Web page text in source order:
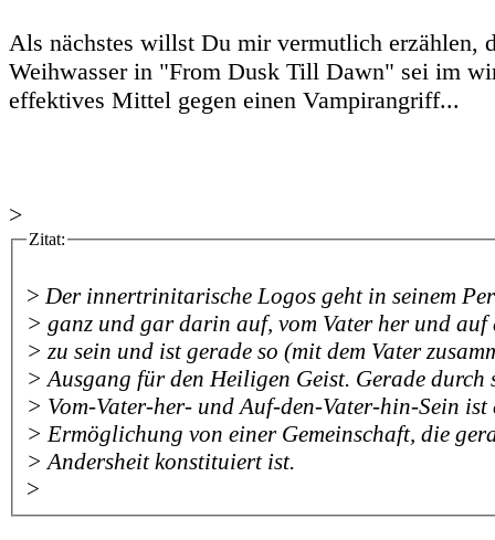
Als nächstes willst Du mir vermutlich erzählen,
Weihwasser in "From Dusk Till Dawn" sei im
effektives Mittel gegen einen Vampirangriff...
>
Zitat:
>Der innertrinitarische Logos geht in seinem
> ganz und gar darin auf, vom Vater her und auf
> zu sein und ist gerade so (mit dem Vater
> Ausgang für den Heiligen Geist. Gerade durch
> Vom-Vater-her- und Auf-den-Vater-hin-Sein ist
> Ermöglichung von einer Gemeinschaft, die
> Andersheit konstituiert ist.
>